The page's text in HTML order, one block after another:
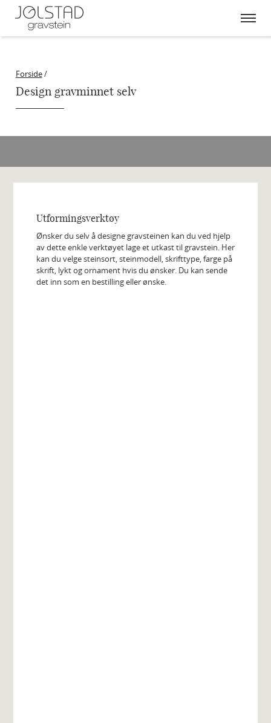
content
Forside/
Design gravminnet selv
Utformingsverktøy
Ønsker du selv å designe gravsteinen kan du ved hjelp
av dette enkle verktøyet lage et utkast til gravstein. Her
kan du velge steinsort, steinmodell, skrifttype, farge på
skrift, lykt og ornament hvis du ønsker. Du kan sende
det inn som en bestilling eller ønske.